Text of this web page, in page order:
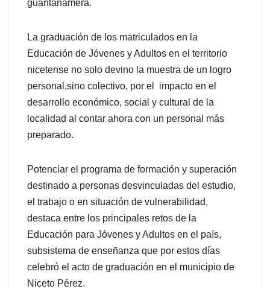
guantanamera.
La graduación de los matriculados en la
Educación de Jóvenes y Adultos en el territorio
nicetense no solo devino la muestra de un logro
personal,sino colectivo, por el impacto en el
desarrollo económico, social y cultural de la
localidad al contar ahora con un personal más
preparado.
Potenciar el programa de formación y superación
destinado a personas desvinculadas del estudio,
el trabajo o en situación de vulnerabilidad,
destaca entre los principales retos de la
Educación para Jóvenes y Adultos en el país,
subsistema de enseñanza que por estos días
celebró el acto de graduación en el municipio de
Niceto Pérez.